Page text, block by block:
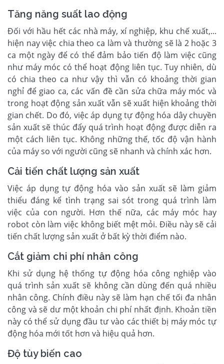
Tăng năng suất lao động
Đối với hầu hết các nhà máy, xí nghiệp, khu chế xuất,...
hiện nay việc chia theo ca làm và thường sẽ là 2 hoặc 3
ca một ngày để có thể đảm bảo tiến độ làm việc cũng
như máy móc có thể hoạt động liên tục. Tuy nhiên, dù
có chia theo ca như vậy thì vẫn có khoảng thời gian
nghỉ để giao ca, các vấn đề cần sửa chữa máy móc và
trong hoạt động sản xuất vẫn sẽ xuất hiện khoảng thời
gian chết. Do đó, việc áp dụng tự động hóa dây chuyền
sản xuất sẽ thúc đẩy quá trình hoạt động được diễn ra
một cách liên tục. Không những thế, tốc độ vận hành
của máy so với người cũng sẽ nhanh và chính xác hơn.
Cải tiến chất lượng sản xuất
Việc áp dụng tự động hóa vào sản xuất sẽ làm giảm
thiểu đáng kể tình trạng sai sót trong quá trình làm
việc của con người. Hơn thế nữa, các máy móc hay
robot còn làm việc không biết mệt mỏi. Điều này sẽ cải
tiến chất lượng sản xuất ở bất kỳ thời điểm nào.
Cắt giảm chi phí nhân công
Khi sử dụng hệ thống tự động hóa công nghiệp vào
quá trình sản xuất sẽ không cần dùng đến quá nhiều
nhân công. Chính điều này sẽ làm hạn chế tối đa nhân
công và sẽ dư một khoản chi phí nhất định. Khoản tiền
này có thể sử dụng đầu tư vào các thiết bị máy móc tự
động hóa mới tốt hơn và hiệu quả hơn.
Độ tùy biến cao